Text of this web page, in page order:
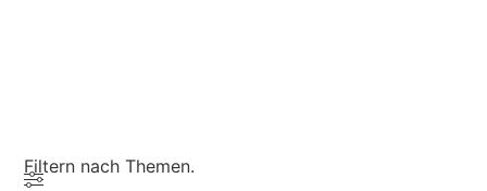
Filtern nach Themen.